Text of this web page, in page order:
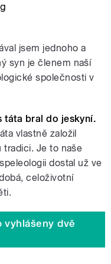
jsem jednoho a
syn je členem naší
společnosti v
táta bral do jeskyní.
vlastně založil
tradici. Je to naše
dostal už ve
celoživotní
vyhlášeny dvě